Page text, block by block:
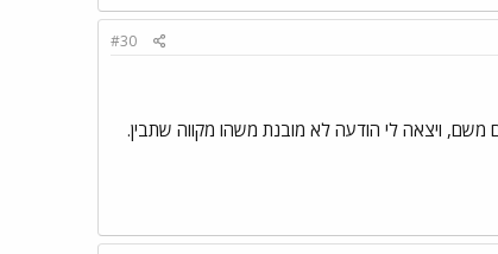
#30
ויצאה לי הודעה לא מובנת משהו מקווה שתבין.